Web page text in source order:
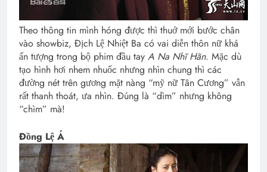
Theo thông tin mình hóng được thì thuở mới bước chân
vào showbiz, Địch Lệ Nhiệt Ba có vai diễn thôn nữ khá
ấn tượng trong bộ phim đầu tay A Na Nhĩ Hãn. Mặc dù
tạo hình hơi nhem nhuốc nhưng nhìn chung thì các
đường nét trên gương mặt nàng “mỹ nữ Tân Cương” vẫn
rất thanh thoát, ưa nhìn. Đúng là “dìm” nhưng không
“chìm” mà!
Đồng Lệ Á